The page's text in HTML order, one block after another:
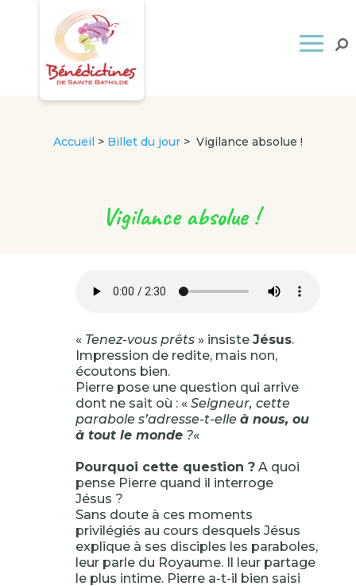
Accueil > Billet du jour> Vigilance absolue !
Vigilance absolue !
« Tenez-vous prêts» insiste Jésus.
Impression de redite, mais non,
écoutons bien.
Pierre pose une question qui arrive
dont ne sait où : « Seigneur, cette
parabole s’adresse-t-elle à nous, ou
à tout le monde?«
Pourquoi cette question ?A quoi
pense Pierre quand il interroge
Jésus ?
Sans doute à ces moments
privilégiés au cours desquels Jésus
explique à ses disciples les paraboles,
leur parle du Royaume. Il leur partage
le plus intime. Pierre a-t-il bien saisi